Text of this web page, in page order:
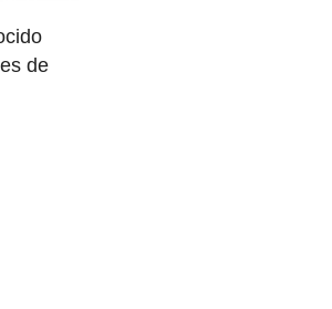
de